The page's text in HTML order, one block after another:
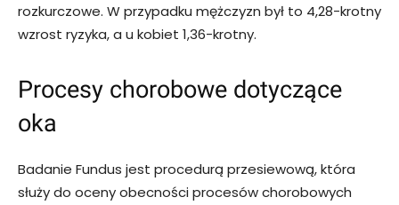
rozkurczowe. W przypadku mężczyzn był to 4,28-krotny
wzrost ryzyka, a u kobiet 1,36-krotny.
Procesy chorobowe dotyczące
oka
Badanie Fundus jest procedurą przesiewową, która
służy do oceny obecności procesów chorobowych